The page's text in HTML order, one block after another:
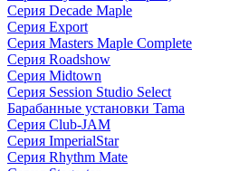
Серия Decade Maple
Серия Export
Серия Masters Maple Complete
Серия Roadshow
Серия Midtown
Серия Session Studio Select
Барабанные установки Tama
Серия Club-JAM
Серия ImperialStar
Серия Rhythm Mate